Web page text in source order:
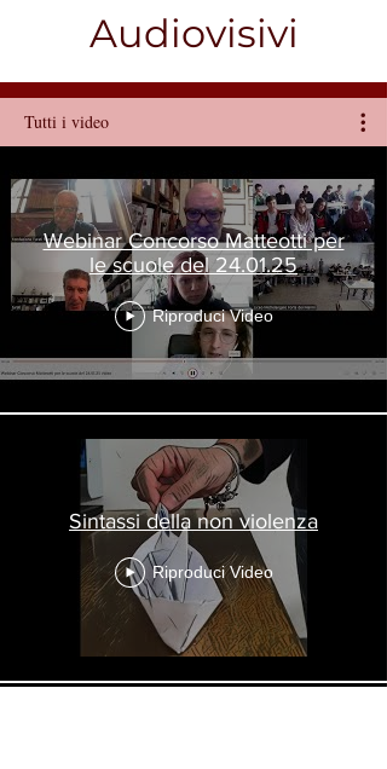
Audiovisivi
Tutti i video
Webinar Concorso Matteotti per
le scuole del 24.01.25
Riproduci Video
Sintassi della non violenza
Riproduci Video